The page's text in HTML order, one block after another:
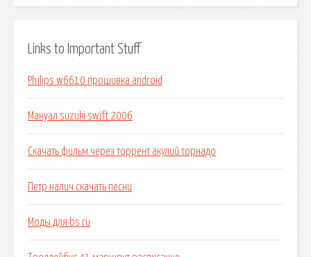
Links to Important Stuff
Philips w6610 прошивка android
Мануал suzuki swift 2006
Скачать фильм через торрент акулий торнадо
Петр налич скачать песни
Моды для bs ru